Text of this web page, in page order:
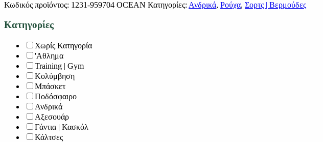
Κωδικός προϊόντος: 1231-959704 OCEAN Κατηγορίες: Ανδρικά, Ρούχα, Σορτς | Βερμούδες
Κατηγορίες
Χωρίς Κατηγορία
'Αθλημα
Training | Gym
Κολύμβηση
Μπάσκετ
Ποδόσφαιρο
Ανδρικά
Αξεσουάρ
Γάντια | Κασκόλ
Κάλτσες